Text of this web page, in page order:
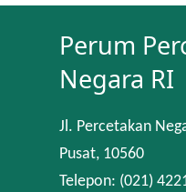
Perum
Negara RI
Jl. Percetakan
Pusat, 10560
Telepon: (021)